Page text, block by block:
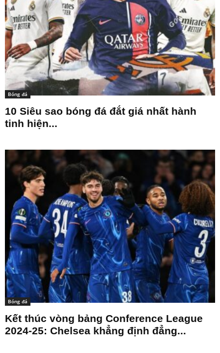
Bóng đá
10 Siêu sao bóng đá đắt giá nhất hành
tinh hiện...
Bóng đá
Kết thúc vòng bảng Conference League
2024-25: Chelsea khẳng định đẳng...